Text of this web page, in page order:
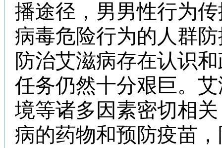
播途径，男男性行为
病毒危险行为的人群
防治艾滋病存在认识
任务仍然十分艰巨。
境等诸多因素密切相
病的药物和预防疫苗